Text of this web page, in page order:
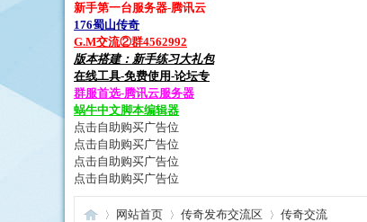
新手第一台服务器-腾讯云
176蜀山传奇
G.M交流②群4562992
版本搭建：新手练习大礼包
在线工具-免费使用-论坛专
群服首选-腾讯云服务器
蜗牛中文脚本编辑器
点击自助购买广告位
点击自助购买广告位
点击自助购买广告位
点击自助购买广告位
网站首页 传奇发布交流区 传奇交流